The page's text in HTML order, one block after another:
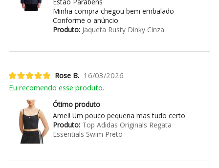
Estão Parabéns
Minha compra chegou bem embalado
Conforme o anúncio
Produto:Jaqueta Rusty Dinky Cinza
Rose B. 16/03/2026
Eu recomendo esse produto.
Ótimo produto
Amei! Um pouco pequena mas tudo certo
Produto:Top Adidas Originals Regata
Essentials Swim Preto